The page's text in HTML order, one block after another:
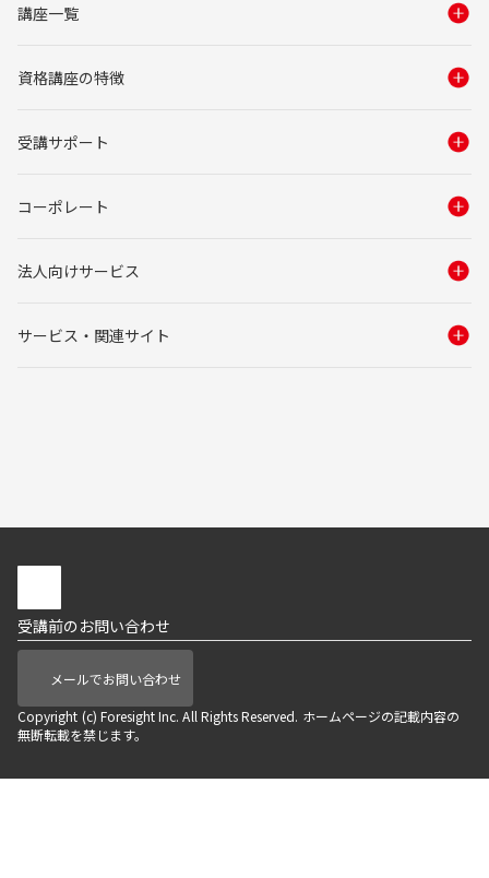
講座一覧
資格講座の特徴
受講サポート
コーポレート
法人向けサービス
サービス・関連サイト
受講前のお問い合わせ
メールでお問い合わせ
Copyright (c) Foresight Inc. All Rights Reserved. ホームページの記載内容の
無断転載を禁じます。